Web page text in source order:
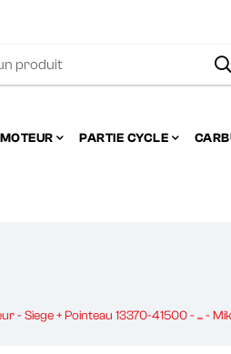
MOTEUR PARTIE CYCLE
- Siege + Pointeau 13370-41500 - ... -